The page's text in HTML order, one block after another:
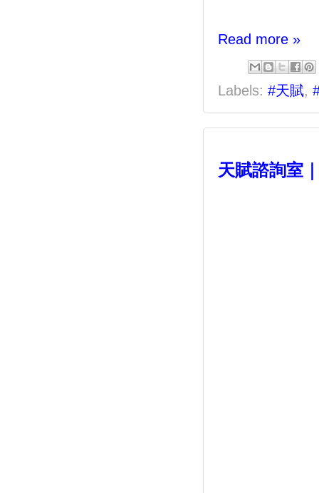
Read more »
Labels: #天賦,
天賦諮詢室